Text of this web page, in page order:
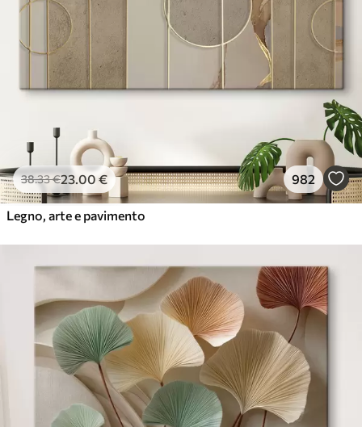
38.33€23.00 € 982
Legno, arte e pavimento